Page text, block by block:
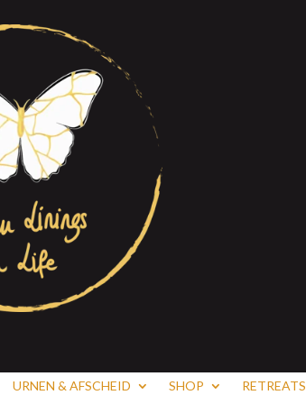
URNEN & AFSCHEID SHOP RETREATS